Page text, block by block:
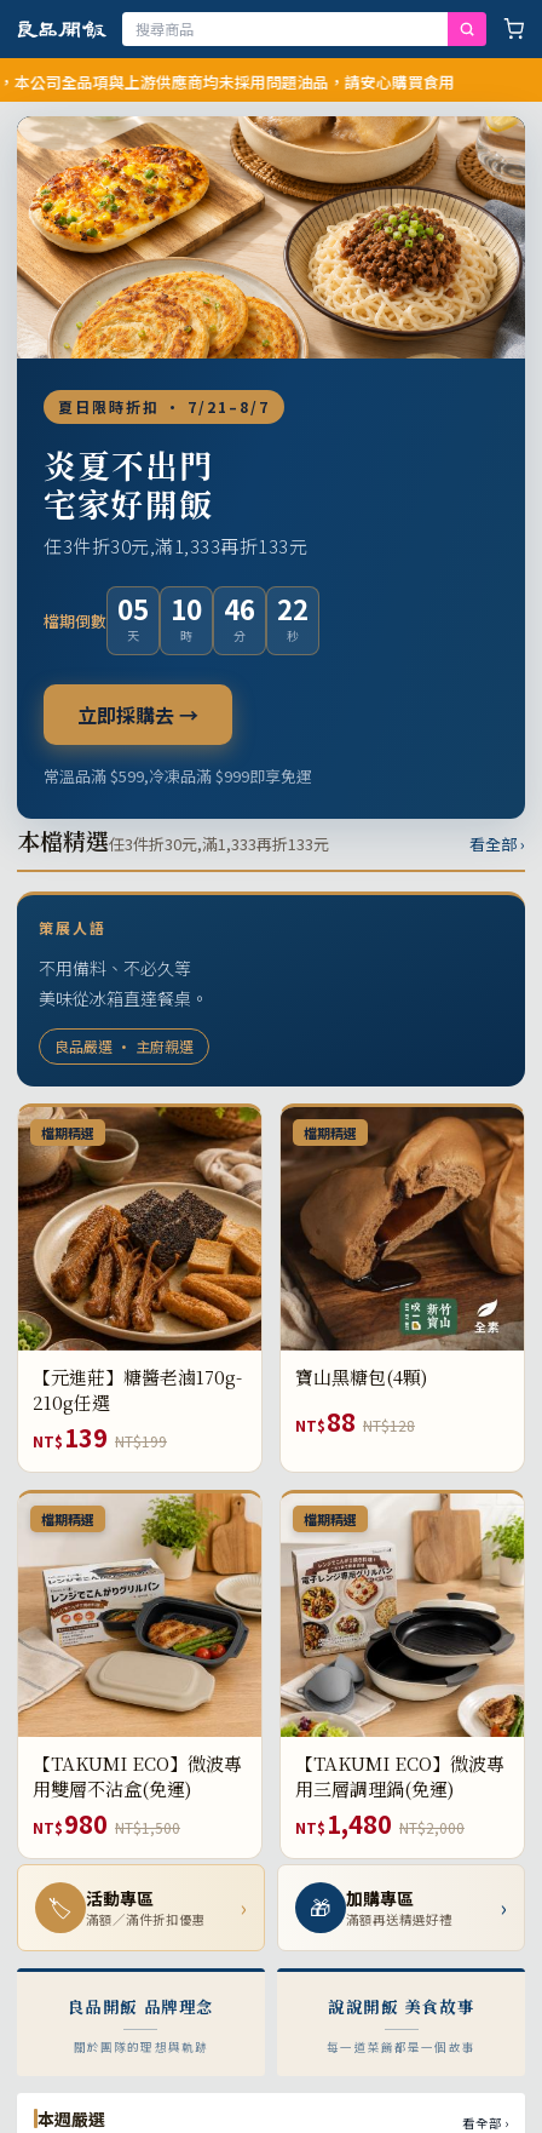
全品項與上游供應商均未採用問題油品，請安心購買食用
夏日限時折扣 · 7/21–8/7
炎夏不出門
宅家好開飯
任3件折30元,滿1,333再折133元
檔期倒數 05
天
10
時
46
分
21
秒
立即採購去 →
常溫品滿 $599,冷凍品滿 $999即享免運
本檔精選任3件折30元,滿1,333再折133元 看全部 ›
策展人語
不用備料、不必久等
美味從冰箱直達餐桌。
良品嚴選 · 主廚親選
檔期精選
【元進莊】糖醬老滷170g-
210g任選
NT$ 139 NT$199
檔期精選
寶山黑糖包(4顆)
NT$88 NT$128
檔期精選
【TAKUMI ECO】微波專
用雙層不沾盒(免運)
NT$980 NT$1,500
檔期精選
【TAKUMI ECO】微波專
用三層調理鍋(免運)
NT$ 1,480 NT$2,000
🏷 活動專區
滿額／滿件折扣優惠 › 🎁 加購專區
滿額再送精選好禮 ›
良品開飯 品牌理念
關於團隊的理想與軌跡
說說開飯 美食故事
每一道菜餚都是一個故事
本週嚴選 看全部 ›